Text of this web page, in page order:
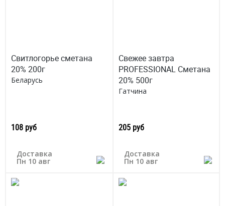
Свитлогорье сметана
20% 200г
Беларусь
108 руб
Доставка
Пн 10 авг
Свежее завтра
PROFESSIONAL Сметана
20% 500г
Гатчина
205 руб
Доставка
Пн 10 авг